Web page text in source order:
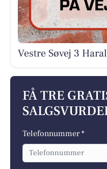
Vestre Søvej 3
FÅ TRE
Telefonnummer *